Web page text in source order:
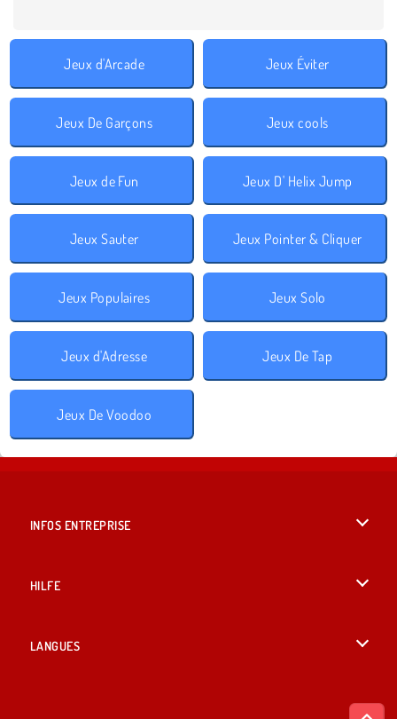
Jeux d'Arcade Jeux Éviter
Jeux De Garçons Jeux cools
Jeux de Fun Jeux D' Helix Jump
Jeux Sauter Jeux Pointer & Cliquer
Jeux Populaires Jeux Solo
Jeux d'Adresse Jeux De Tap
Jeux De Voodoo
INFOS ENTREPRISE
HILFE
LANGUES